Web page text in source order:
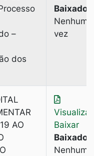
–
dos
Baixado:
Nenhuma
vez
AO
Baixar
Baixado:
Nenhuma